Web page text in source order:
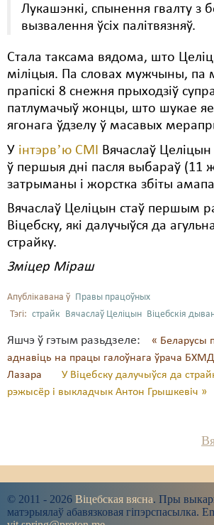
Лукашэнкі, спынення гвалту з
вызвалення ўсіх палітвязняў.
Стала таксама вядома, што
міліцыя. Па словах мужчыны, па
прапіскі 8 снежня прыходзіў
патлумачыў жонцы, што шукае
ягонага ўдзелу ў масавых
У інтэрвʼю СМІ Вячаслаў
ў першыя дні пасля выбараў (11
затрыманы і жорстка збіты
Вячаслаў Целіцын стаў першым
Віцебску, які далучыўся да
страйку.
Зміцер Міраш
Апублікавана ў Правы працоўных
Тэгі: страйк Вячаслаў Целіцын Віцебскія
Яшчэ ў гэтым разьдзеле:
« Беларусы
аднавіць на працы галоўнага ўрача БХМД
Лазара
У Віцебску далучыўся да
рэжысёр і выкладчык Антон Грышкевіч »
© 2011 - 2026 Віцебская вясна. Пры
матэрыялаў абавязковая гіпэрспасылка.